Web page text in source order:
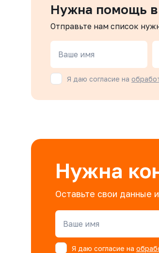
Нужна помощь в
Отправьте нам список
Ваше имя
Я даю согласие на
Нужна
Оставьте свои данные
Ваше имя
Я даю согласие на